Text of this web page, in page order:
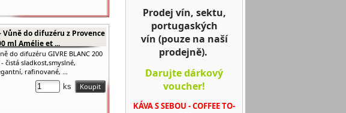
Vůně do difuzéru z Provence
ml Amélie et ...
do difuzéru GIVRE BLANC 200
čistá sladkost,smyslné,
rafinované, ...
ks
Prodej vín, sektu,
portugaských
vín (pouze na naší
prodejně).
Darujte dárkový
voucher!
KÁVA S SEBOU - COFFEE TO-